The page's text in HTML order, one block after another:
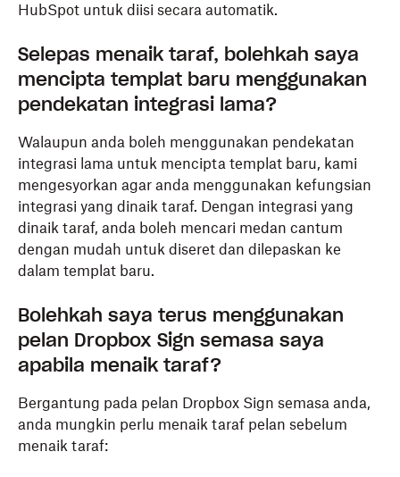
HubSpot untuk diisi secara automatik.
Selepas menaik taraf, bolehkah saya
mencipta templat baru menggunakan
pendekatan integrasi lama?
Walaupun anda boleh menggunakan pendekatan
integrasi lama untuk mencipta templat baru, kami
mengesyorkan agar anda menggunakan kefungsian
integrasi yang dinaik taraf. Dengan integrasi yang
dinaik taraf, anda boleh mencari medan cantum
dengan mudah untuk diseret dan dilepaskan ke
dalam templat baru.
Bolehkah saya terus menggunakan
pelan Dropbox Sign semasa saya
apabila menaik taraf?
Bergantung pada pelan Dropbox Sign semasa anda,
anda mungkin perlu menaik taraf pelan sebelum
menaik taraf: